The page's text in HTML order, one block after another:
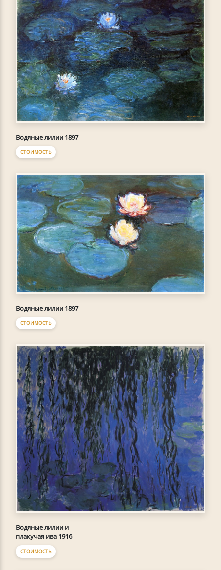
Водяные лилии 1897
СТОИМОСТЬ
Водяные лилии 1897
СТОИМОСТЬ
Водяные лилии и
плакучая ива 1916
СТОИМОСТЬ